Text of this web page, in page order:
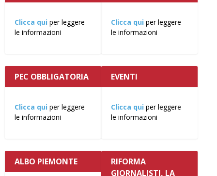
Clicca qui per leggere
le informazioni
Clicca qui per leggere
le informazioni
PEC OBBLIGATORIA
Clicca qui per leggere
le informazioni
EVENTI
Clicca qui per leggere
le informazioni
ALBO PIEMONTE
RIFORMA
GIORNALISTI, LA